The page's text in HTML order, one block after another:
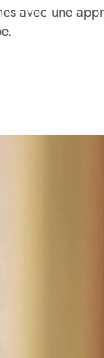
avec une